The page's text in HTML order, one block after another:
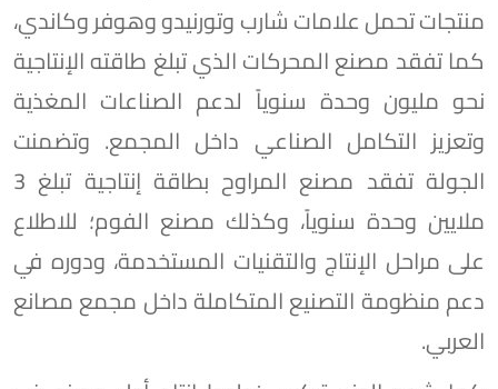
منتجات تحمل علامات شارب وتورنيدو وهوفر وكاندي،
كما تفقد مصنع المحركات الذي تبلغ طاقته الإنتاجية
نحو مليون وحدة سنوياً لدعم الصناعات المغذية
وتعزيز التكامل الصناعي داخل المجمع. وتضمنت
الجولة تفقد مصنع المراوح بطاقة إنتاجية تبلغ 3
ملايين وحدة سنوياً، وكذلك مصنع الفوم؛ للاطلاع
على مراحل الإنتاج والتقنيات المستخدمة، ودوره في
دعم منظومة التصنيع المتكاملة داخل مجمع مصانع
العربي.